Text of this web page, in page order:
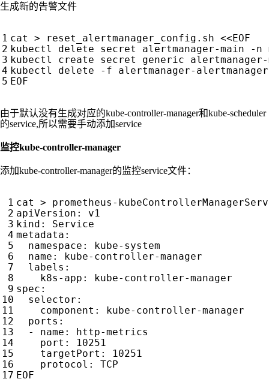
生成新的告警文件
cat > reset_alertmanager_config.sh
EOF
由于默认没有生成对应的kube-controller-manager和kube-scheduler
的service,所以需要手动添加service
监控kube-controller-manager
添加kube-controller-manager的监控service文件：
cat > prometheus-
apiVersion :
v1
kind :
Service
metadata :
namespace :
kube-system
name :
kube-controller-manager
labels :
k8s-app :
kube-controller-manager
spec :
selector :
component :
kube-controller-manager
ports :
- name :
http-metrics
port :
10251
targetPort :
10251
protocol :
TCP
EOF